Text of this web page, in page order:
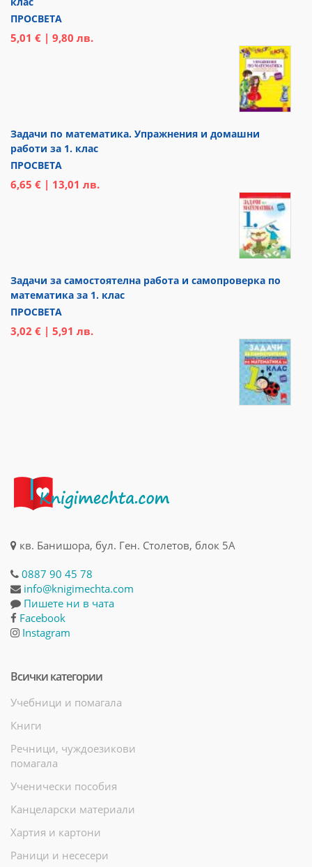
ПРОСВЕТА
5,01 € | 9,80 лв.
Задачи по математика. Упражнения и домашни
работи за 1. клас
ПРОСВЕТА
6,65 € | 13,01 лв.
Задачи за самостоятелна работа и самопроверка по
математика за 1. клас
ПРОСВЕТА
3,02 € | 5,91 лв.
кв. Банишора, бул. Ген. Столетов, блок 5А
0887 90 45 78
info@knigimechta.com
Пишете ни в чата
Facebook
Instagram
Всички категории
Учебници и помагала
Книги
Речници, чуждоезикови
помагала
Ученически пособия
Канцеларски материали
Хартия и картони
Раници и несесери